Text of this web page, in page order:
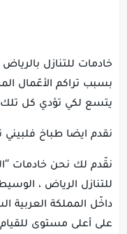
خادمات للتنازل
بسبب تراكم الأعّمال
يتسع لكي تؤدي كل تلك
نقدم ايضا طباخ فلبيني
نقّدم لك نحن خادمات
للتنازل الرياض ،
داخّل المملكة العربية
على أعلى مستوى